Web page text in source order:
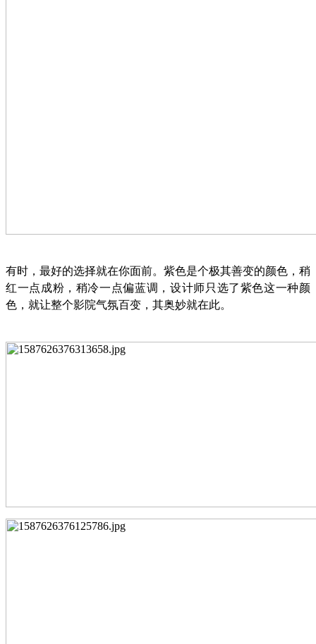
有时，最好的选择就在你面前。紫色是个极其善变的颜色，稍
红一点成粉，稍冷一点偏蓝调，设计师只选了紫色这一种颜
色，就让整个影院气氛百变，其奥妙就在此。